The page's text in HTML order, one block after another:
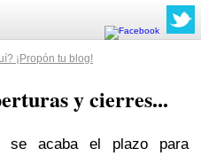
¡Propón tu blog!
y cierres...
se acaba el plazo para